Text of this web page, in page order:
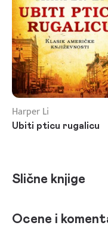
Harper Li
Ubiti pticu rugalicu
Slične knjige
Ocene i